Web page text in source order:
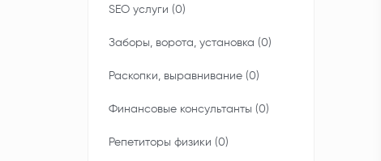
SEO услуги (0)
Заборы, ворота, установка (0)
Раскопки, выравнивание (0)
Финансовые консультанты (0)
Репетиторы физики (0)